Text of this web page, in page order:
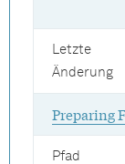
Letzte
Änderung
Preparing
Pfad